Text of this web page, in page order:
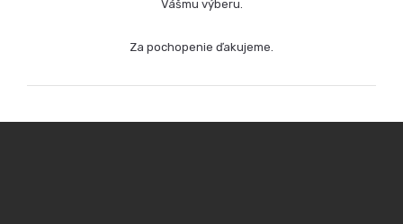
Vášmu výberu.
Za pochopenie ďakujeme.